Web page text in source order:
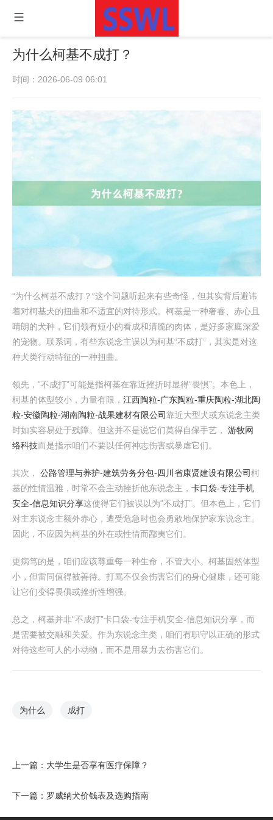
为什么柯基不成打？
时间：2026-06-09 06:01
“为什么柯基不成打？”这个问题听起来有些奇怪，但其实背后避讳
着对柯基犬的扭曲和不适宜的对待形式。柯基是一种奢睿、赤心且
晴朗的犬种，它们领有短小的看成和清脆的肉体，是好多家庭深爱
的宠物。联系词，有些东说念主误以为柯基“不成打”，其实是对这
种犬类行动特征的一种扭曲。
领先，“不成打”可能是指柯基在靠近挫折时显得“畏惧”。本色上，
柯基的体型较小，力量有限， 江西陶粒-广东陶粒-重庆陶粒-湖北陶
粒-安徽陶粒-湖南陶粒-战果建材有限公司靠近大型犬或东说念主类
时如实容易处于残障。但这并不是说它们莫得自保手艺， 游牧网
络科技而是指示咱们不要以任何神志伤害或暴虐它们。
其次， 公路管理与养护-建筑劳务分包-四川省康贤建设有限公司柯
基的性情温雅，时常不会主动挫折他东说念主， 卡口袋-专注手机
安全-信息知识分享这使得它们被误以为“不成打”。但本色上，它们
对主东说念主额外赤心，遭受危急时也会勇敢地保护家东说念主。
因此，不应因为柯基的外在或性情而鄙夷它们。
更病笃的是，咱们应该尊重每一种生命，不管大小。柯基固然体型
小，但雷同值得被善待。打骂不仅会伤害它们的身心健康，还可能
让它们变得畏俱或挫折性增强。
总之，柯基并非“不成打”卡口袋-专注手机安全-信息知识分享，而
是需要被交融和关爱。作为东说念主类，咱们有职守以正确的形式
对待这些可人的小动物，而不是用暴力去伤害它们。
为什么 成打
上一篇： 大学生是否享有医疗保障？
下一篇： 罗威纳犬价钱表及选购指南